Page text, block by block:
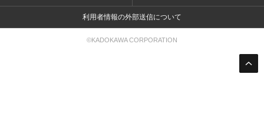
利用者情報の外部送信について
©KADOKAWA CORPORATION